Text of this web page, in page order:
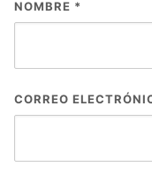
NOMBRE *
CORREO